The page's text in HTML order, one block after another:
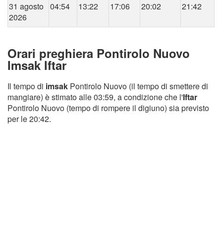
31 agosto
2026
04:54 13:22 17:06 20:02 21:42
Orari preghiera Pontirolo Nuovo
Imsak Iftar
Il tempo di imsak Pontirolo Nuovo (il tempo di smettere di
mangiare) è stimato alle 03:59, a condizione che l'Iftar
Pontirolo Nuovo (tempo di rompere il digiuno) sia previsto
per le 20:42.